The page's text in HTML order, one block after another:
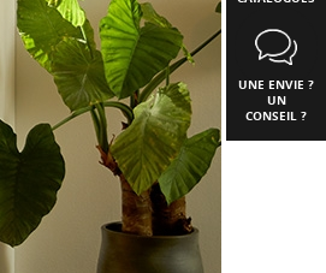
UNE ENVIE ?
UN
CONSEIL ?